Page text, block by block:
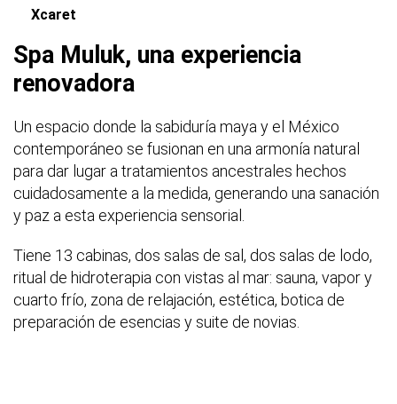
Xcaret
Spa Muluk, una experiencia
renovadora
Un espacio donde la sabiduría maya y el México
contemporáneo se fusionan en una armonía natural
para dar lugar a tratamientos ancestrales hechos
cuidadosamente a la medida, generando una sanación
y paz a esta experiencia sensorial.
Tiene 13 cabinas, dos salas de sal, dos salas de lodo,
ritual de hidroterapia con vistas al mar: sauna, vapor y
cuarto frío, zona de relajación, estética, botica de
preparación de esencias y suite de novias.